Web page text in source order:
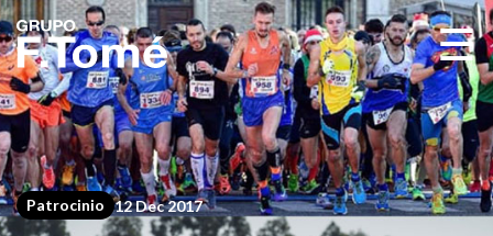
☰
Patrocinio 12 Dec 2017